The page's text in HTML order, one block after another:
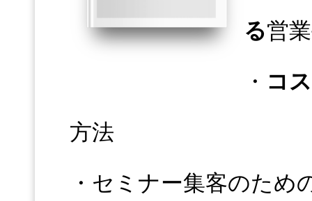
る営
・ コ
方法
・セミナー集客のため